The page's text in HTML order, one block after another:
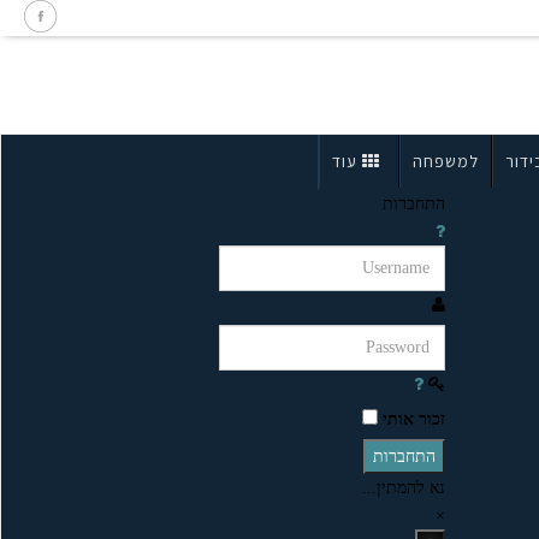
למשפחה עוד
התחברות
זכור אותי
התחברות
נא להמתין...
×